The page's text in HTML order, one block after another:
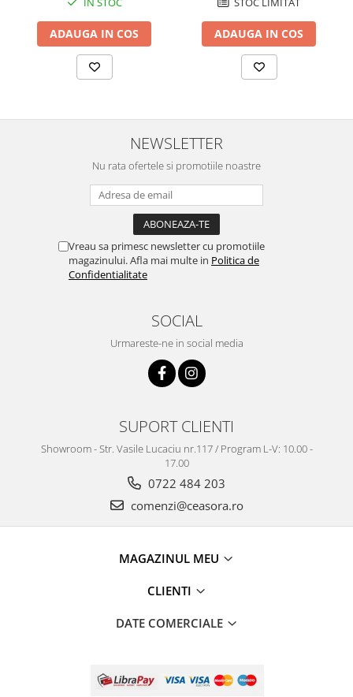
Chei Pendula
Clesti Miniatura
Curatare si Intretinere
Cutii Pastrare Ceasuri
Extractoare Indicatoare
Mecanisme Ceas
Piese Ceasuri
Scule Speciale
Truse / Kituri Ceasornicar
ADAUGA IN COS ADAUGA IN COS
NEWSLETTER
Nu rata ofertele si promotiile noastre
Vreau sa primesc newsletter cu promotiile
magazinului. Afla mai multe in Politica de
Confidentialitate
SOCIAL
Urmareste-ne in social media
SUPORT CLIENTI
Showroom - Str. Vasile Lucaciu nr.117 / Program L-V: 10.00 -
17.00
0722 484 203
comenzi@ceasora.ro
MAGAZINUL MEU
CLIENTI
DATE COMERCIALE